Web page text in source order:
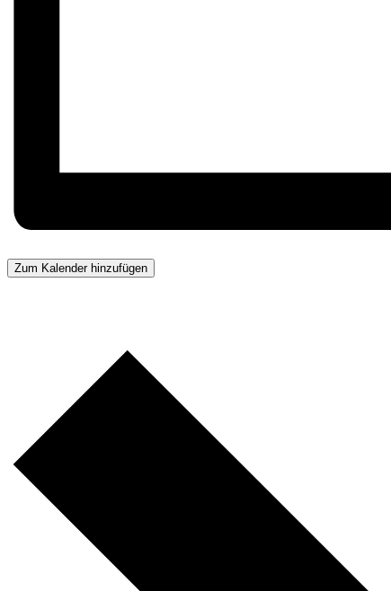
Zum Kalender hinzufügen